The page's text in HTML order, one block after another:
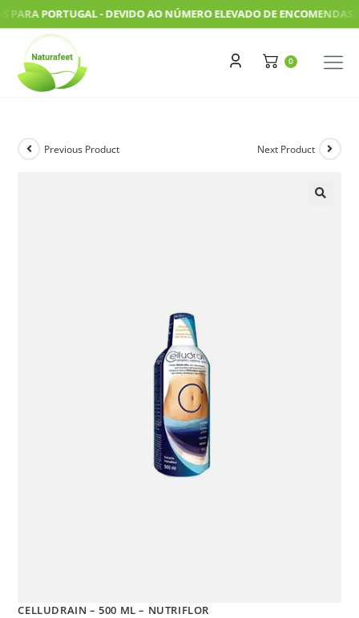
PORTUGAL - DEVIDO AO NÚMERO ELEVADO DE ENCOMENDAS,
Previous Product Next Product
CELLUDRAIN – 500 ML – NUTRIFLOR